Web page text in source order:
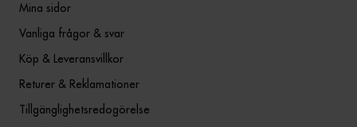
Mina sidor
Vanliga frågor & svar
Köp & Leveransvillkor
Returer & Reklamationer
Tillgänglighetsredogörelse